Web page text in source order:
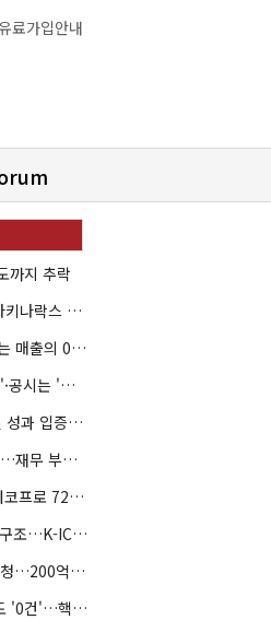
료가입안내
까지 추락
HB인베스트, IPO 무산 때 더 샀다…마키나락스 투자 2.7배 회수
크래프톤, 몸집은 3조원대…보안투자는 매출의 0.4%
기술특례 상장사, 실적 추정은 '뻥튀기'·공시는 '누락'
상장사 옷 벗는 신세계푸드…사업재편 성과 입증할까
한화솔루션, 여천NCC 재편에 2725억…재무 부담 커지나
에코프로비엠, 1.2조 유증 차질 땐…에코프로 7270억 '독박'
NH농협생명, 금리상승에 취약한 재무구조…K-ICS 변동성 '주의보'
해성에어로보틱스, 2주 주주가 파산신청…200억 CB 분쟁 확산
신한투자증권, IPO 조직 줄이자 실적도 '0건'…핵심 인력까지 이탈